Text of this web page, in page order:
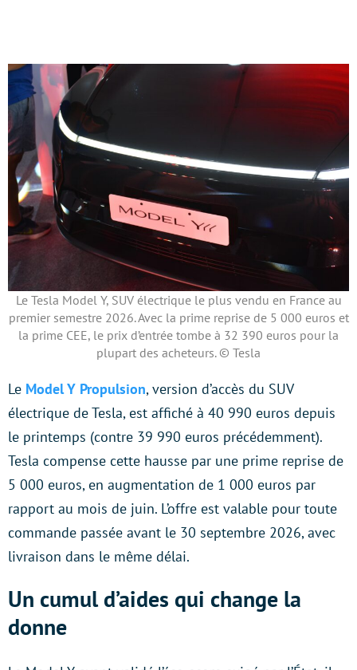
Le Tesla Model Y, SUV électrique le plus vendu en France au
premier semestre 2026. Avec la prime reprise de 5 000 euros et
la prime CEE, le prix d’entrée tombe à 32 390 euros pour la
plupart des acheteurs. © Tesla
Le Model Y Propulsion, version d’accès du SUV
électrique de Tesla, est affiché à 40 990 euros depuis
le printemps (contre 39 990 euros précédemment).
Tesla compense cette hausse par une prime reprise de
5 000 euros, en augmentation de 1 000 euros par
rapport au mois de juin. L’offre est valable pour toute
commande passée avant le 30 septembre 2026, avec
livraison dans le même délai.
Un cumul d’aides qui change la
donne